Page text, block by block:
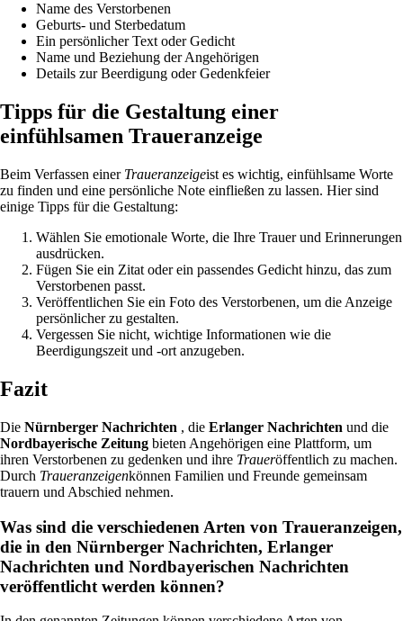
Name des Verstorbenen
Geburts- und Sterbedatum
Ein persönlicher Text oder Gedicht
Name und Beziehung der Angehörigen
Details zur Beerdigung oder Gedenkfeier
Tipps für die Gestaltung einer
einfühlsamen Traueranzeige
Beim Verfassen einer Traueranzeigeist es wichtig, einfühlsame Worte
zu finden und eine persönliche Note einfließen zu lassen. Hier sind
einige Tipps für die Gestaltung:
Wählen Sie emotionale Worte, die Ihre Trauer und Erinnerungen
ausdrücken.
Fügen Sie ein Zitat oder ein passendes Gedicht hinzu, das zum
Verstorbenen passt.
Veröffentlichen Sie ein Foto des Verstorbenen, um die Anzeige
persönlicher zu gestalten.
Vergessen Sie nicht, wichtige Informationen wie die
Beerdigungszeit und -ort anzugeben.
Fazit
Die Nürnberger Nachrichten , die Erlanger Nachrichten und die
Nordbayerische Zeitung bieten Angehörigen eine Plattform, um
ihren Verstorbenen zu gedenken und ihre Traueröffentlich zu machen.
Durch Traueranzeigenkönnen Familien und Freunde gemeinsam
trauern und Abschied nehmen.
Was sind die verschiedenen Arten von Traueranzeigen,
die in den Nürnberger Nachrichten, Erlanger
Nachrichten und Nordbayerischen Nachrichten
veröffentlicht werden können?